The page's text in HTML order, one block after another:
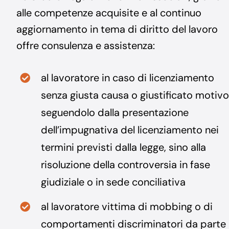
alle competenze acquisite e al continuo
aggiornamento in tema di diritto del lavoro
offre consulenza e assistenza:
al lavoratore in caso di licenziamento
senza giusta causa o giustificato
seguendolo dalla presentazione
dell’impugnativa del licenziamento nei
termini previsti dalla legge, sino alla
risoluzione della controversia in fase
giudiziale o in sede conciliativa
al lavoratore vittima di mobbing o di
comportamenti discriminatori da parte